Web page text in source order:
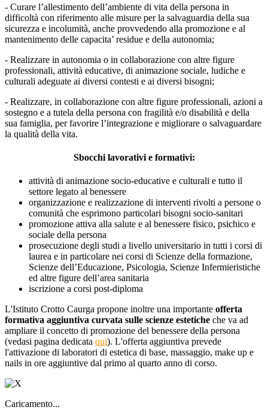
- Curare l’allestimento dell’ambiente di vita della persona in
difficoltà con riferimento alle misure per la salvaguardia della sua
sicurezza e incolumità, anche provvedendo alla promozione e al
mantenimento delle capacita’ residue e della autonomia;
- Realizzare in autonomia o in collaborazione con altre figure
professionali, attività educative, di animazione sociale, ludiche e
culturali adeguate ai diversi contesti e ai diversi bisogni;
- Realizzare, in collaborazione con altre figure professionali, azioni a
sostegno e a tutela della persona con fragilità e/o disabilità e della
sua famiglia, per favorire l’integrazione e migliorare o salvaguardare
la qualità della vita.
Sbocchi lavorativi e formativi:
attività di animazione socio-educative e culturali e tutto il
settore legato al benessere
organizzazione e realizzazione di interventi rivolti a persone o
comunità che esprimono particolari bisogni socio-sanitari
promozione attiva alla salute e al benessere fisico, psichico e
sociale della persona
prosecuzione degli studi a livello universitario in tutti i corsi di
laurea e in particolare nei corsi di Scienze della formazione,
Scienze dell’Educazione, Psicologia, Scienze Infermieristiche
ed altre figure dell’area sanitaria
iscrizione a corsi post-diploma
L'Istituto Crotto Caurga propone inoltre una importante offerta
formativa aggiuntiva curvata sulle scienze estetiche che va ad
ampliare il concetto di promozione del benessere della persona
(vedasi pagina dedicata qui). L'offerta aggiuntiva prevede
l'attivazione di laboratori di estetica di base, massaggio, make up e
nails in ore aggiuntive dal primo al quarto anno di corso.
Caricamento...